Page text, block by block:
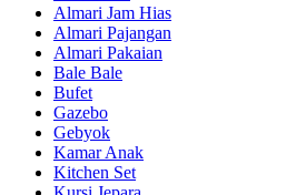
Almari Jam Hias
Almari Pajangan
Almari Pakaian
Bale Bale
Bufet
Gazebo
Gebyok
Kamar Anak
Kitchen Set